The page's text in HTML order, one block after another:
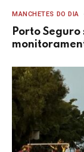
MANCHETES DO DIA
Porto